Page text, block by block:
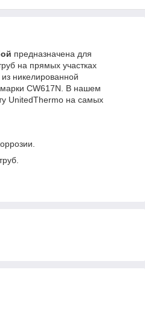
предназначена для
на прямых участках
никелированной
марки CW617N. В нашем
UnitedThermo на самых